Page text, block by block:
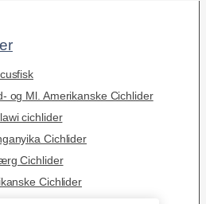
og Ml. Amerikanske Cichlider
cichlider
Cichlider
Cichlider
Cichlider